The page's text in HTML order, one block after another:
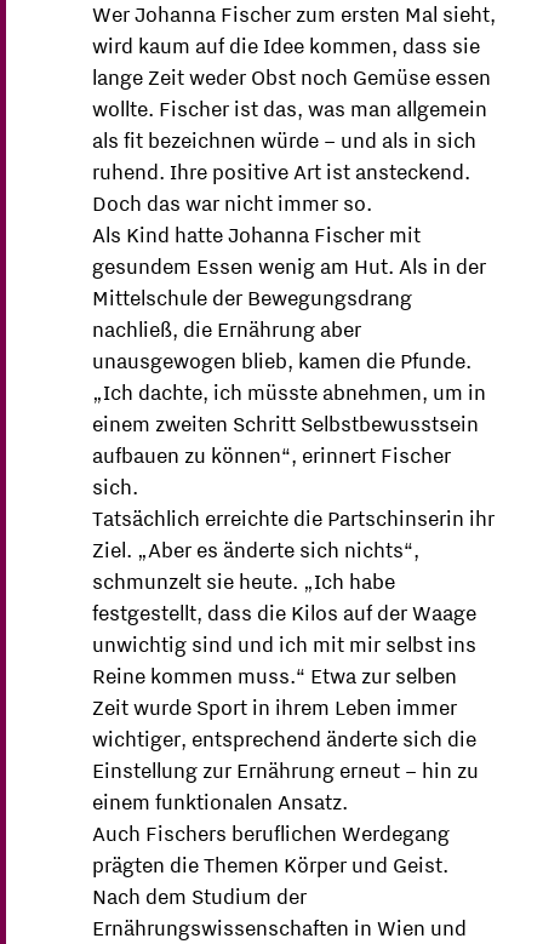
Wer Johanna Fischer zum ersten Mal sieht,
wird kaum auf die Idee kommen, dass sie
lange Zeit weder Obst noch Gemüse essen
wollte. Fischer ist das, was man allgemein
als fit bezeichnen würde – und als in sich
ruhend. Ihre positive Art ist ansteckend.
Doch das war nicht immer so.
Als Kind hatte Johanna Fischer mit
gesundem Essen wenig am Hut. Als in der
Mittelschule der Bewegungsdrang
nachließ, die Ernährung aber
unausgewogen blieb, kamen die Pfunde.
„Ich dachte, ich müsste abnehmen, um in
einem zweiten Schritt Selbstbewusstsein
aufbauen zu können“, erinnert Fischer
sich.
Tatsächlich erreichte die Partschinserin ihr
Ziel. „Aber es änderte sich nichts“,
schmunzelt sie heute. „Ich habe
festgestellt, dass die Kilos auf der Waage
unwichtig sind und ich mit mir selbst ins
Reine kommen muss.“ Etwa zur selben
Zeit wurde Sport in ihrem Leben immer
wichtiger, entsprechend änderte sich die
Einstellung zur Ernährung erneut – hin zu
einem funktionalen Ansatz.
Auch Fischers beruflichen Werdegang
prägten die Themen Körper und Geist.
Nach dem Studium der
Ernährungswissenschaften in Wien und